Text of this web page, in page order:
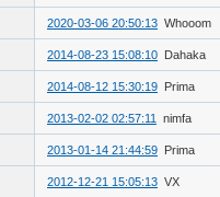
2020-03-06 20:50:13 Whooom
2014-08-23 15:08:10 Dahaka
2014-08-12 15:30:19 Prima
2013-02-02 02:57:11 nimfa
2013-01-14 21:44:59 Prima
2012-12-21 15:05:13 VX